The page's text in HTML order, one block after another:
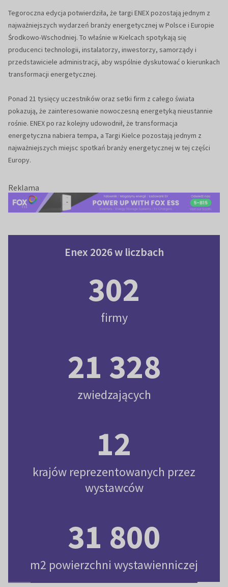
Tegoroczna edycja potwierdziła, że targi ENEX pozostają jednym z
najważniejszych wydarzeń branży energetycznej w Polsce i Europie
Środkowo-Wschodniej. To właśnie w Kielcach spotykają się
producenci technologii, instalatorzy, inwestorzy, samorządy i
przedstawiciele administracji, aby wspólnie dyskutować o kierunkach
transformacji energetycznej.
Ponad 21 tysięcy uczestników oraz setki firm z całego świata
pokazują, że zainteresowanie nowoczesną energetyką nieustannie
rośnie. ENEX po raz kolejny udowodnił, że transformacja
energetyczna nabiera tempa, a Targi Kielce pozostają jednym z
najważniejszych miejsc spotkań branży energetycznej w tej części
Europy.
Reklama
Enex 2026 w liczbach
302
firmy
21 328
zwiedzających
12
krajów reprezentowanych przez
wystawców
31 800
m2 powierzchni wystawienniczej